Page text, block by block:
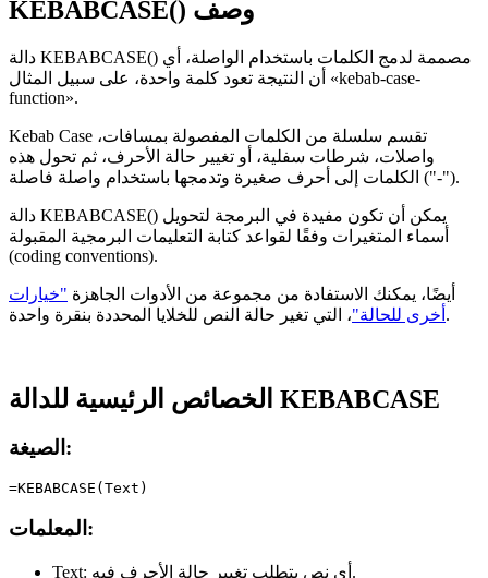
KEBABCASE() وصف
دالة KEBABCASE() مصممة لدمج الكلمات باستخدام الواصلة، أي
«kebab-case-
function».
Kebab Case تقسم سلسلة من الكلمات المفصولة بمسافات،
واصلات، شرطات سفلية، أو تغيير حالة الأحرف، ثم تحول هذه
الكلمات إلى أحرف صغيرة وتدمجها باستخدام واصلة فاصلة ("-").
دالة KEBABCASE() يمكن أن تكون مفيدة في البرمجة لتحويل
أسماء المتغيرات وفقًا لقواعد كتابة التعليمات البرمجية المقبولة
(coding conventions).
أيضًا، يمكنك الاستفادة من مجموعة من الأدوات الجاهزة "خيارات
أخرى للحالة" ، التي تغير حالة النص للخلايا المحددة بنقرة واحدة.
الخصائص الرئيسية للدالة KEBABCASE
الصيغة:
المعلمات:
Text: أي نص يتطلب تغيير حالة الأحرف فيه.